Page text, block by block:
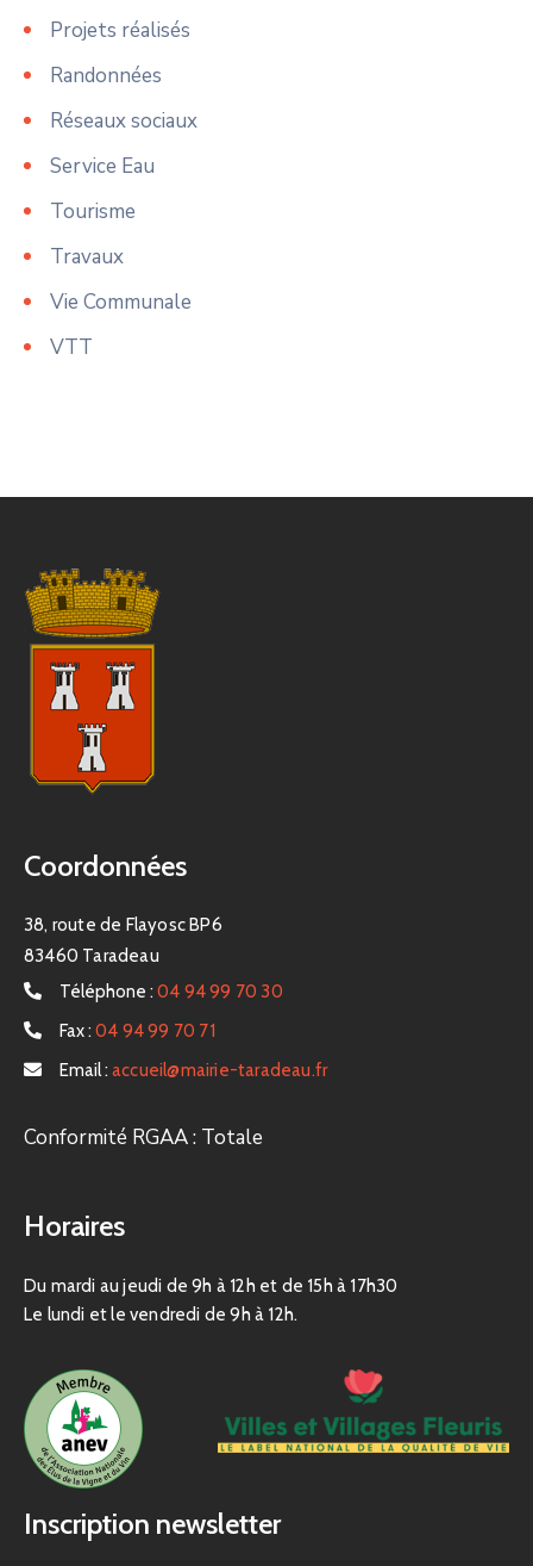
Projets réalisés
Randonnées
Réseaux sociaux
Service Eau
Tourisme
Travaux
Vie Communale
VTT
Coordonnées
38, route de Flayosc BP6
83460 Taradeau
Téléphone : 04 94 99 70 30
Fax : 04 94 99 70 71
Email : accueil@mairie-taradeau.fr
Conformité RGAA : Totale
Horaires
Du mardi au jeudi de 9h à 12h et de 15h à 17h30
Le lundi et le vendredi de 9h à 12h.
Inscription newsletter